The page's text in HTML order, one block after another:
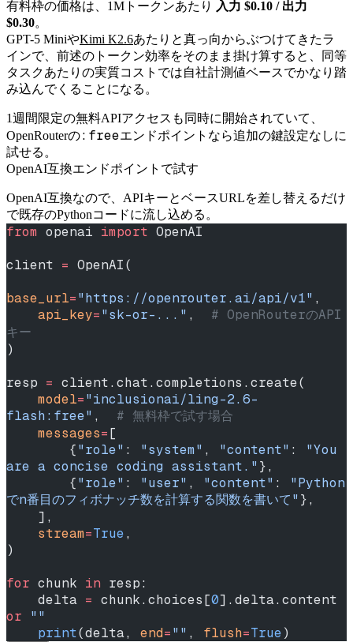
有料枠の価格は、1Mトークンあたり
入力 $0.10 / 出力
$0.30。
GPT-5 MiniやKimi K2.6あたりと真っ向からぶつけてきたラ
インで、前述のトークン効率をそのまま掛け算すると、同等
タスクあたりの実質コストでは自社計測値ベースでかなり踏
み込んでくることになる。
1週間限定の無料APIアクセスも同時に開始されていて、
OpenRouterの:freeエンドポイントなら追加の鍵設定なしに
試せる。
OpenAI互換エンドポイントで試す
OpenAI互換なので、APIキーとベースURLを差し替えるだけ
で既存のPythonコードに流し込める。
from openai import OpenAI
client = OpenAI(
base_url="https://openrouter.ai/api/v1" ,
    api_key
="sk-or-..." , # OpenRouterのAPI
キー
)
resp = client.chat.completions.create(
    model
="inclusionai/ling-2.6-
flash:free" , # 無料枠で試す場合
    messages
=[
        {
"role" : "system" , "content" : "You
are a concise coding assistant." },
        {
"role" : "user" , "content" : "Python
でn番目のフィボナッチ数を計算する関数を書いて" },
    ],
    stream
=True,
)
for chunk in resp:
    delta
= chunk.choices[0
or ""
    print
(delta, end="" , flush=True)